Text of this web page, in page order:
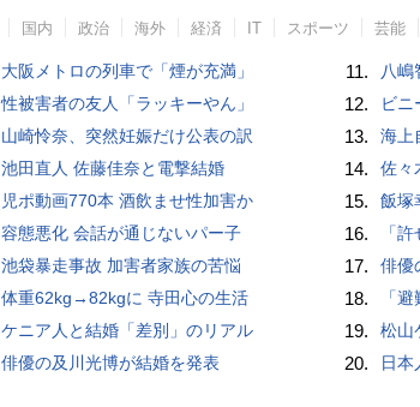
国内 政治 海外 経済 IT スポーツ 芸能
大阪メトロの列車で「煙が充満」
性被害者の友人「ラッキーやん」
山崎怜奈、突然妊娠だけ公表の訳
池田直人 佐藤佳奈と電撃結婚
児ポ動画770本 酒飲ませ性加害か
容態悪化 会話が通じないパー子
池袋暴走事故 加害者家族の苦悩
体重62kg→82kgに 寺田心の生活
ケニア人と結婚「差別」のリアル
俳優の及川光博が結婚を発表
11. 八嶋
12. ビニールハ
13. 海上
14. 佐々
15. 飯塚
16. 「
17. 俳優
18. 「
19. 松山
20. 日本